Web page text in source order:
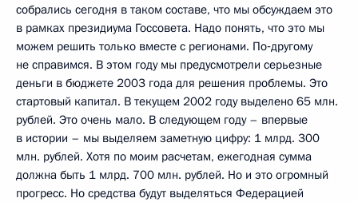
собрались сегодня в таком составе, что мы обсуждаем это
в рамках президиума Госсовета. Надо понять, что это мы
можем решить только вместе с регионами. По‑другому
не справимся. В этом году мы предусмотрели серьезные
деньги в бюджете 2003 года для решения проблемы. Это
стартовый капитал. В текущем 2002 году выделено 65 млн.
рублей. Это очень мало. В следующем году – впервые
в истории – мы выделяем заметную цифру: 1 млрд. 300
млн. рублей. Хотя по моим расчетам, ежегодная сумма
должна быть 1 млрд. 700 млн. рублей. Но и это огромный
прогресс. Но средства будут выделяться Федерацией